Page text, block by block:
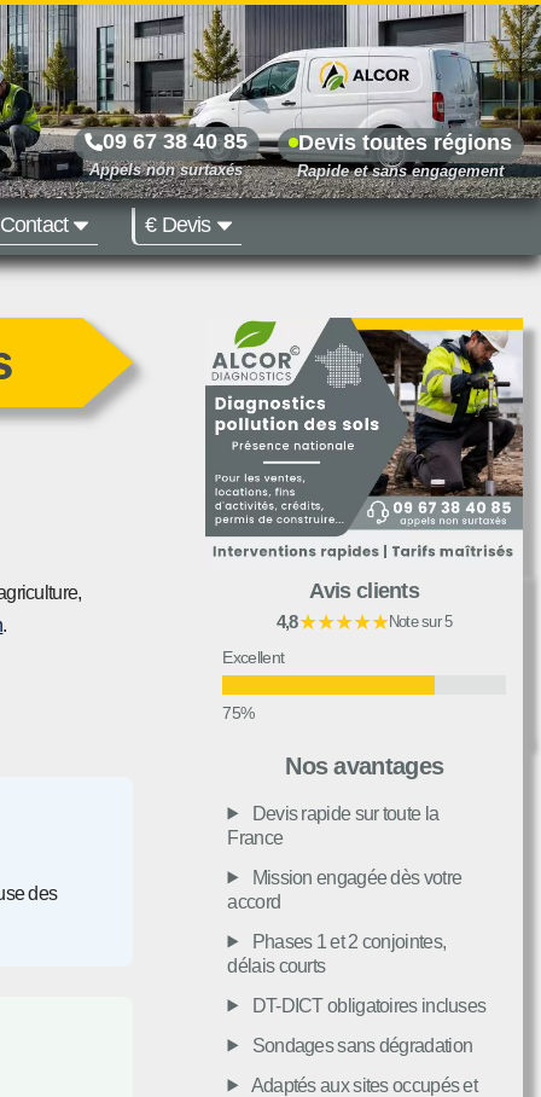
09 67 38 40 85 Devis toutes régions
€ Devis
.
des
Avis clients
4,8★★★★★Note sur 5
Excellent
Moyen
Passable
Nos avantages
Devis rapide sur toute la
France
Mission engagée dès votre
accord
Phases 1 et 2 conjointes,
délais courts
DT-DICT obligatoires incluses
Sondages sans dégradation
Adaptés aux sites occupés et